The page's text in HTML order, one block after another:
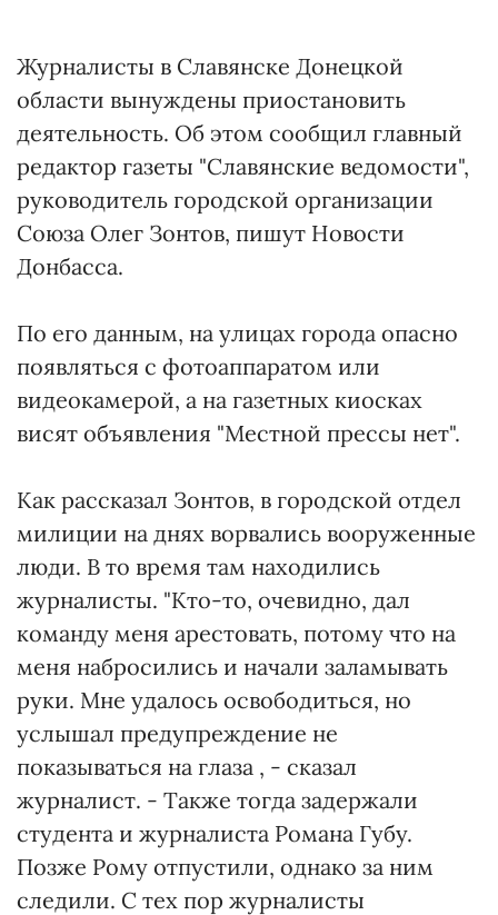
Журналисты в Славянске Донецкой
области вынуждены приостановить
деятельность. Об этом сообщил главный
редактор газеты "Славянские ведомости",
руководитель городской организации
Союза Олег Зонтов, пишут Новости
Донбасса.
По его данным, на улицах города опасно
появляться с фотоаппаратом или
видеокамерой, а на газетных киосках
висят объявления "Местной прессы нет".
Как рассказал Зонтов, в городской отдел
милиции на днях ворвались вооруженные
люди. В то время там находились
журналисты. "Кто-то, очевидно, дал
команду меня арестовать, потому что на
меня набросились и начали заламывать
руки. Мне удалось освободиться, но
услышал предупреждение не
показываться на глаза , - сказал
журналист. - Также тогда задержали
студента и журналиста Романа Губу.
Позже Рому отпустили, однако за ним
следили. С тех пор журналисты